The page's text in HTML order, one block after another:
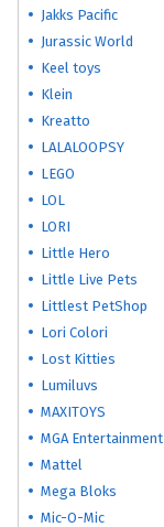
Jakks Pacific
Jurassic World
Keel toys
Klein
Kreatto
LALALOOPSY
LEGO
LOL
LORI
Little Hero
Little Live Pets
Littlest PetShop
Lori Colori
Lost Kitties
Lumiluvs
MAXITOYS
MGA Entertainment
Mattel
Mega Bloks
Mic-O-Mic